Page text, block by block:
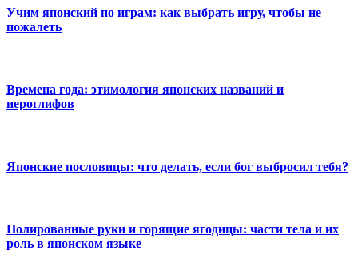
Учим японский по играм: как выбрать игру, чтобы не
пожалеть
Времена года: этимология японских названий и
иероглифов
Японские пословицы: что делать, если бог выбросил тебя?
Полированные руки и горящие ягодицы: части тела и их
роль в японском языке